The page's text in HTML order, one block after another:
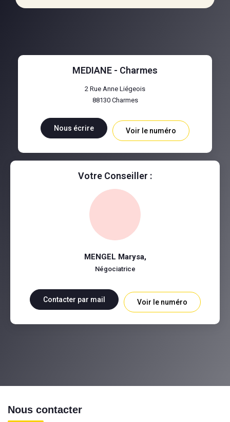
MEDIANE - Charmes
2 Rue Anne Liégeois
88130 Charmes
Nous écrire Voir le numéro
Votre Conseiller :
MENGEL Marysa,
Négociatrice
Contacter par mail Voir le numéro
Nous contacter